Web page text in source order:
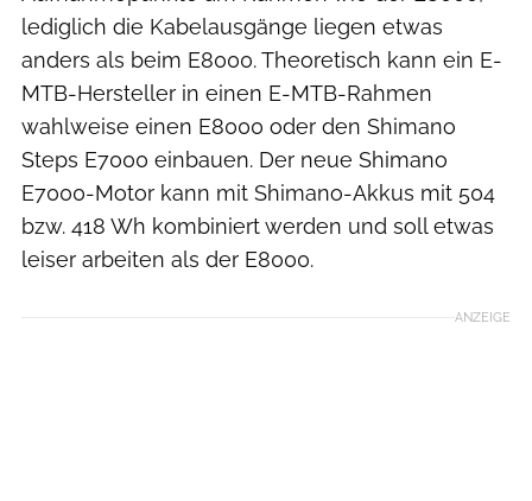
lediglich die Kabelausgänge liegen etwas
anders als beim E8000. Theoretisch kann ein E-
MTB-Hersteller in einen E-MTB-Rahmen
wahlweise einen E8000 oder den Shimano
Steps E7000 einbauen. Der neue Shimano
E7000-Motor kann mit Shimano-Akkus mit 504
bzw. 418 Wh kombiniert werden und soll etwas
leiser arbeiten als der E8000.
ANZEIGE